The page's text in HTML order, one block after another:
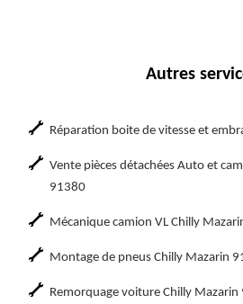
Autres
Réparation boite de vitesse et
Vente pièces détachées Auto et
91380
Mécanique camion VL Chilly
Montage de pneus Chilly Mazarin
Remorquage voiture Chilly Mazarin